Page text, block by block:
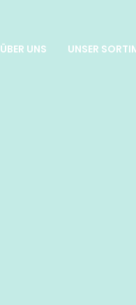
ÜBER UNS UNSER